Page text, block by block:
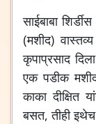
साईबाबा
(मशीद)
कृपाप्रसाद
एक पडीक मशीद
काका दीक्षित
बसत, तीही